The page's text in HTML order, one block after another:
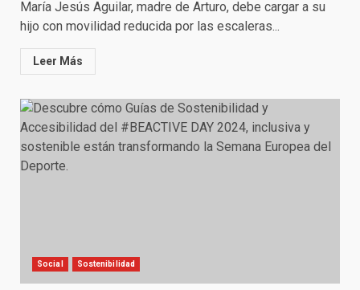
María Jesús Aguilar, madre de Arturo, debe cargar a su
hijo con movilidad reducida por las escaleras...
Leer Más
Social Sostenibilidad